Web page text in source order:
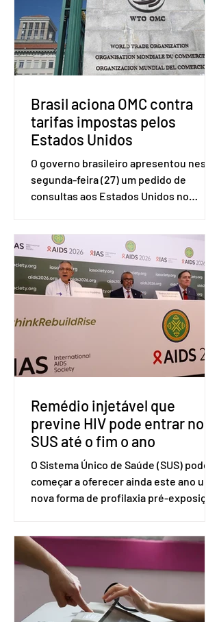
Brasil aciona OMC contra
tarifas impostas pelos
Estados Unidos
O governo brasileiro apresentou nesta
segunda-feira (27) um pedido de
consultas aos Estados Unidos no
(OMC), contestando duas medidas
tarifárias adotadas pelo país norte-
americano com base na Seção 301 da
Lei de Comércio de 1974. Segundo nota
divulgada pelo Ministério das Relações
Exteriores, o Brasil considera que as
incompatíveis com as obrigações
assumidas pelos Estados Unid
Remédio injetável que
previne HIV pode entrar no
SUS até o fim o ano
O Sistema Único de Saúde (SUS) pode
começar a oferecer ainda este ano uma
nova forma de profilaxia pré-exposição
medicamento carbotegravir, que
impede a replicação do vírus de forma
prolongada e pode ser tomado a cada
dois meses. O pedido de inclusão vai
ser encaminhado pelo Ministério da